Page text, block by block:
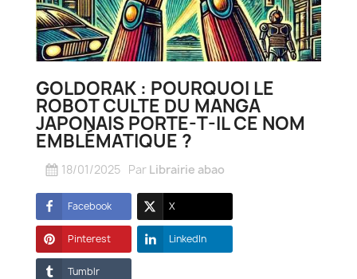
GOLDORAK : POURQUOI LE
ROBOT CULTE DU MANGA
JAPONAIS PORTE-T-IL CE NOM
EMBLÉMATIQUE ?
18/01/2025 Par Librairie abao
Facebook X
Pinterest LinkedIn
Tumblr